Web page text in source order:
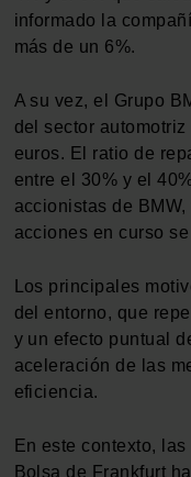
informado la
más de un 6%.
A su vez, el Grupo
del sector
euros. El ratio de
entre el 30% y el
accionistas de
acciones en curso
Los principales
del entorno, que
y un efecto puntual
aceleración de las
eficiencia.
En este contexto,
Bolsa de Frankfurt